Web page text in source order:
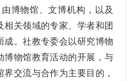
博物馆、文博机构，以及
相关领域的专家、学者和团
成。社教专委会以研究博物
博物馆教育活动的开展，与
界交流与合作为主要目的，